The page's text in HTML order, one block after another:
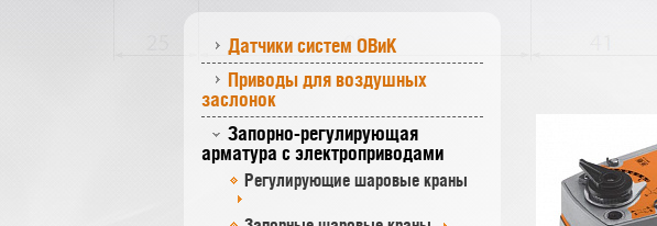
Датчики систем ОВиК
Приводы для воздушных
заслонок
Запорно-регулирующая
арматура с электроприводами
Регулирующие шаровые краны